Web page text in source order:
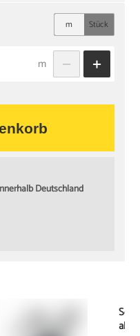
m Stück
m
Deutschland
ab